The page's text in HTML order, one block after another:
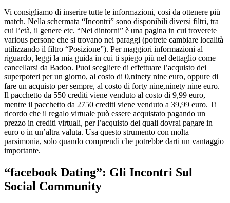
Vi consigliamo di inserire tutte le informazioni, così da ottenere più
match. Nella schermata “Incontri” sono disponibili diversi filtri, tra
cui l’età, il genere etc. “Nei dintorni” è una pagina in cui troverete
various persone che si trovano nei paraggi (potrete cambiare località
utilizzando il filtro “Posizione”). Per maggiori informazioni al
riguardo, leggi la mia guida in cui ti spiego più nel dettaglio come
cancellarsi da Badoo. Puoi scegliere di effettuare l’acquisto dei
superpoteri per un giorno, al costo di 0,ninety nine euro, oppure di
fare un acquisto per sempre, al costo di forty nine,ninety nine euro.
Il pacchetto da 550 crediti viene venduto al costo di 9,99 euro,
mentre il pacchetto da 2750 crediti viene venduto a 39,99 euro. Ti
ricordo che il regalo virtuale può essere acquistato pagando un
prezzo in crediti virtuali, per l’acquisto dei quali dovrai pagare in
euro o in un’altra valuta. Usa questo strumento con molta
parsimonia, solo quando comprendi che potrebbe darti un vantaggio
importante.
“facebook Dating”: Gli Incontri Sul
Social Community